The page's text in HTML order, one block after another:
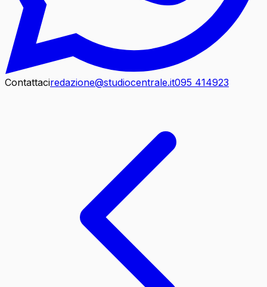
Contattaciredazione@studiocentrale.it095 414923